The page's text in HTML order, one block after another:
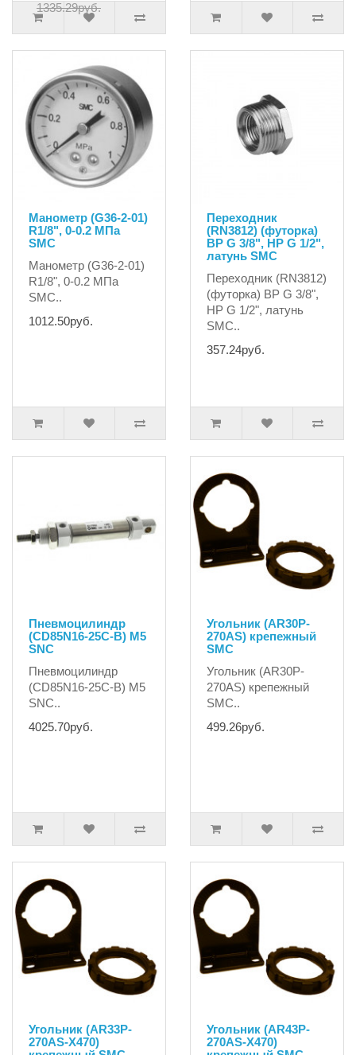
1335.29руб.
Манометр (G36-2-01)
R1/8", 0-0.2 МПа
SMC
Манометр (G36-2-01)
R1/8", 0-0.2 МПа
SMC..
1012.50руб.
Переходник
(RN3812) (футорка)
ВР G 3/8", НР G 1/2",
латунь SMC
Переходник (RN3812)
(футорка) ВР G 3/8",
НР G 1/2", латунь
SMC..
357.24руб.
Пневмоцилиндр
(CD85N16-25C-B) M5
SNC
Пневмоцилиндр
(CD85N16-25C-B) M5
SNC..
4025.70руб.
Угольник (AR30P-
270AS) крепежный
SMC
Угольник (AR30P-
270AS) крепежный
SMC..
499.26руб.
Угольник (AR33P-
270AS-X470)
Угольник (AR43P-
270AS-X470)